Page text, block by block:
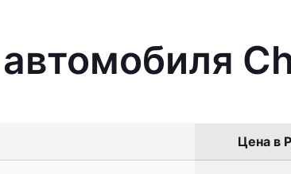
Цена в